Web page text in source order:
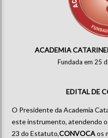
ACADEMIA
Fundada em 25
EDITAL DE
O Presidente da Academia
este instrumento, atendendo
23 do Estatuto,CONVOCAos